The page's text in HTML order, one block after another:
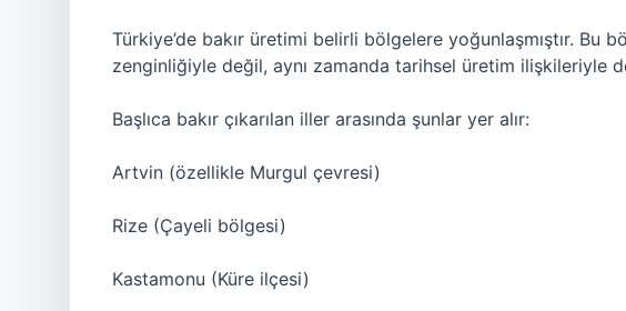
Türkiye’de bakır üretimi belirli bölgelere yoğunlaşmıştır. Bu
zenginliğiyle değil, aynı zamanda tarihsel üretim ilişkileriyle
Başlıca bakır çıkarılan iller arasında şunlar yer alır:
Artvin (özellikle Murgul çevresi)
Rize (Çayeli bölgesi)
Kastamonu (Küre ilçesi)